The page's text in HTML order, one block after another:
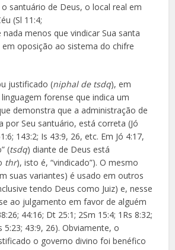
santuário de Deus, o local real em
(Sl 11:4;
menos que vindicar Sua santa
oposição ao sistema do chifre
justificado (niphal de tsdq), em
forense que indica um
demonstra que a administração de
por Seu santuário, está correta (Jó
143:2; Is 43:9, 26, etc. Em Jó 4:17,
(tsdq) diante de Deus está
thr), isto é, “vindicado”). O mesmo
suas variantes) é usado em outros
tendo Deus como Juiz) e, nesse
ao julgamento em favor de alguém
44:16; Dt 25:1; 2Sm 15:4; 1Rs 8:32;
5:23; 43:9, 26). Obviamente, o
o governo divino foi benéfico